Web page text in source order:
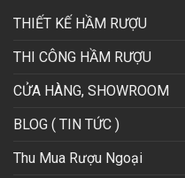
THIẾT KẾ HẦM RƯỢU
THI CÔNG HẦM RƯỢU
CỬA HÀNG, SHOWROOM
BLOG ( TIN TỨC )
Thu Mua Rượu Ngoại